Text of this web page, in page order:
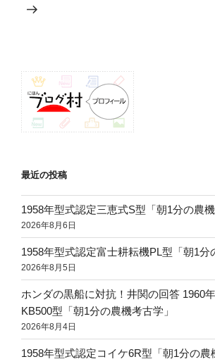
シ
最近の投稿
1958年型式認定三恵式S型「朝1分の農機
2026年8月6日
1958年型式認定富士耕耘機PL型「朝1分
2026年8月5日
ホンダの黒船に対抗！井関の回答 1960
KB500型「朝1分の農機考古学」
2026年8月4日
1958年型式認定コイケ6R型「朝1分の農